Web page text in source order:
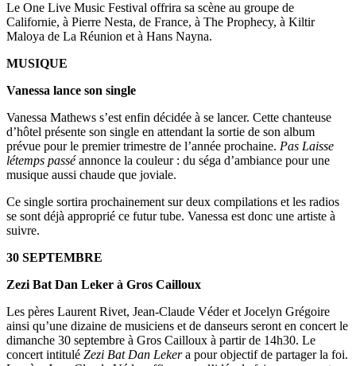
Le One Live Music Festival offrira sa scène au groupe de
Californie, à Pierre Nesta, de France, à The Prophecy, à Kiltir
Maloya de La Réunion et à Hans Nayna.
MUSIQUE
Vanessa lance son single
Vanessa Mathews s’est enfin décidée à se lancer. Cette chanteuse
d’hôtel présente son single en attendant la sortie de son album
prévue pour le premier trimestre de l’année prochaine. Pas Laisse
létemps passéannonce la couleur : du séga d’ambiance pour une
musique aussi chaude que joviale.
Ce single sortira prochainement sur deux compilations et les radios
se sont déjà approprié ce futur tube. Vanessa est donc une artiste à
suivre.
30 SEPTEMBRE
Zezi Bat Dan Leker à Gros Cailloux
Les pères Laurent Rivet, Jean-Claude Véder et Jocelyn Grégoire
ainsi qu’une dizaine de musiciens et de danseurs seront en concert le
dimanche 30 septembre à Gros Cailloux à partir de 14h30. Le
concert intitulé Zezi Bat Dan Lekera pour objectif de partager la foi.